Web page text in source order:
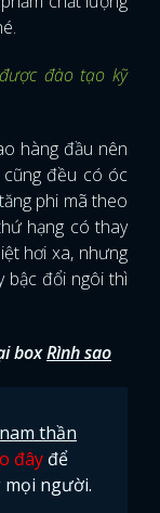
đào tạo kỹ
hàng đầu nên
cũng đều có óc
phi mã theo
hạng có thay
hơi xa, nhưng
bậc đổi ngôi thì
boxRình sao
thần
đây để
người.